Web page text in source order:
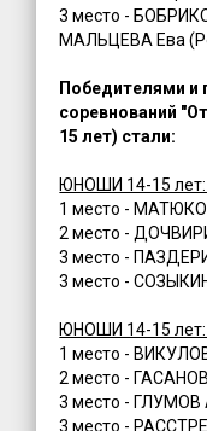
3 место -
МАЛЬЦЕВА Ева
Победителями
соревнований
15 лет) стали:
ЮНОШИ 14-15
1 место -
2 место -
3 место -
3 место -
ЮНОШИ 14-15
1 место -
2 место -
3 место - ГЛУМОВ
3 место -